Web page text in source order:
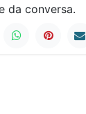
da conversa.